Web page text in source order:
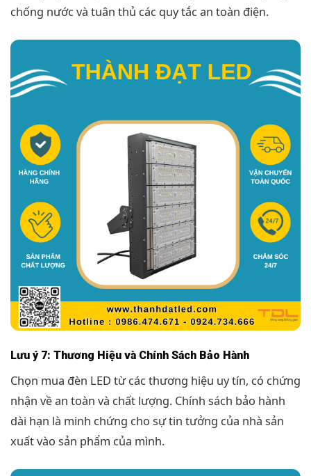
chống nước và tuân thủ các quy tắc an toàn điện.
Lưu ý 7: Thương Hiệu và Chính Sách Bảo Hành
Chọn mua đèn LED từ các thương hiệu uy tín, có chứng
nhận về an toàn và chất lượng. Chính sách bảo hành
dài hạn là minh chứng cho sự tin tưởng của nhà sản
xuất vào sản phẩm của mình.